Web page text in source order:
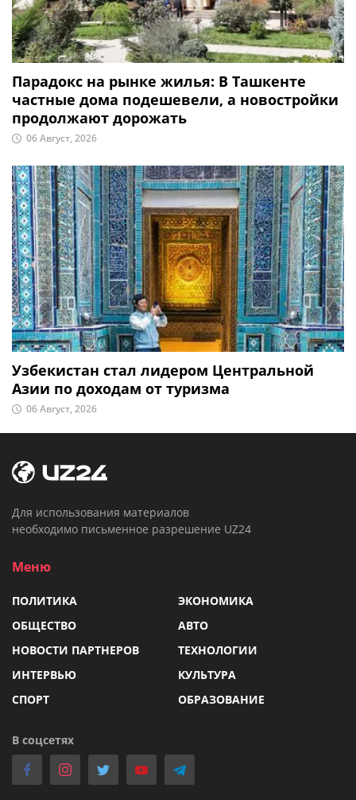
Парадокс на рынке жилья: В Ташкенте
частные дома подешевели, а новостройки
продолжают дорожать
06 Август, 2026
Узбекистан стал лидером Центральной
Азии по доходам от туризма
06 Август, 2026
Для использования материалов
необходимо письменное разрешение UZ24
Меню
ПОЛИТИКА
ЭКОНОМИКА
ОБЩЕСТВО
АВТО
НОВОСТИ ПАРТНЕРОВ
ТЕХНОЛОГИИ
ИНТЕРВЬЮ
КУЛЬТУРА
СПОРТ
ОБРАЗОВАНИЕ
В соцсетях